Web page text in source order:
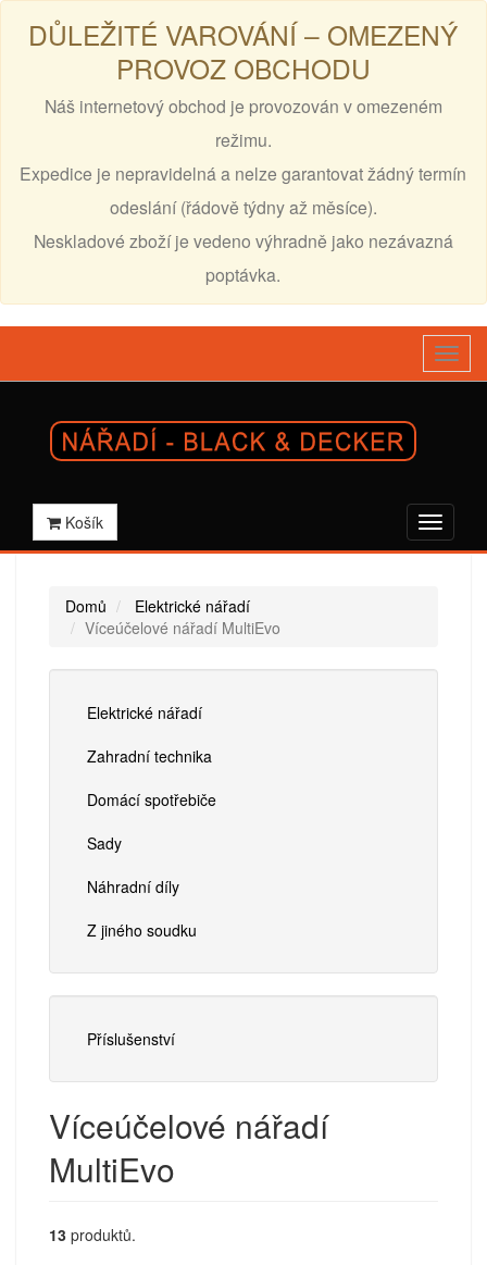
DŮLEŽITÉ VAROVÁNÍ – OMEZENÝ
PROVOZ OBCHODU
Náš internetový obchod je provozován v omezeném
režimu.
Expedice je nepravidelná a nelze garantovat žádný termín
odeslání (řádově týdny až měsíce).
Neskladové zboží je vedeno výhradně jako nezávazná
poptávka.
Košík
Domů
Elektrické nářadí
Víceúčelové nářadí MultiEvo
Elektrické nářadí
Zahradní technika
Domácí spotřebiče
Sady
Náhradní díly
Z jiného soudku
Příslušenství
Víceúčelové nářadí
MultiEvo
13 produktů.